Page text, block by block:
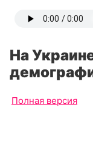
На
Полная версия